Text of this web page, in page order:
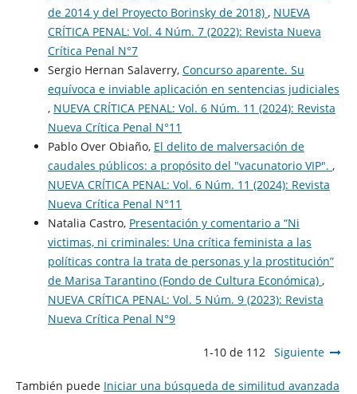
de 2014 y del Proyecto Borinsky de 2018) , NUEVA
CRÍTICA PENAL: Vol. 4 Núm. 7 (2022): Revista Nueva
Crítica Penal N°7
Sergio Hernan Salaverry, Concurso aparente. Su
equívoca e inviable aplicación en sentencias judiciales
, NUEVA CRÍTICA PENAL: Vol. 6 Núm. 11 (2024): Revista
Nueva Crí­tica Penal N°11
Pablo Over Obiaño, El delito de malversación de
caudales públicos: a propósito del "vacunatorio VIP". ,
NUEVA CRÍTICA PENAL: Vol. 6 Núm. 11 (2024): Revista
Nueva Crí­tica Penal N°11
Natalia Castro, Presentación y comentario a “Ni
victimas, ni criminales: Una crítica feminista a las
políticas contra la trata de personas y la prostitución”
de Marisa Tarantino (Fondo de Cultura Económica) ,
NUEVA CRÍTICA PENAL: Vol. 5 Núm. 9 (2023): Revista
Nueva Crí­tica Penal N°9
1-10 de 112 Siguiente
También puede Iniciar una búsqueda de similitud avanzada